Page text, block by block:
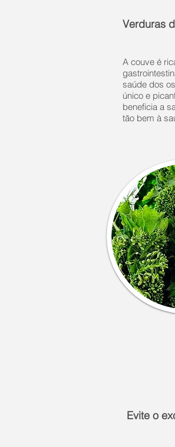
Verduras
A couve é
saúde dos
único e
beneficia a
tão bem à
Evite o